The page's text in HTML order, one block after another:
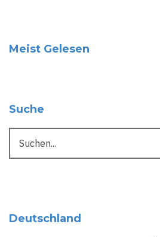
Meist Gelesen
Suche
Deutschland